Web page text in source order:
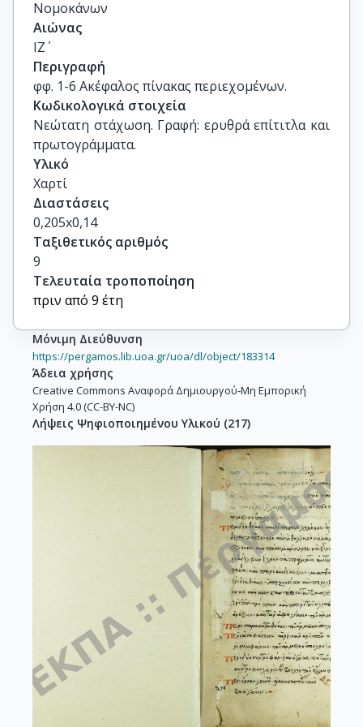
Νομοκάνων
Αιώνας
ΙΖ΄
Περιγραφή
φφ. 1-6 Ακέφαλος πίνακας περιεχομένων.
Κωδικολογικά στοιχεία
Νεώτατη στάχωση. Γραφή: ερυθρά επίτιτλα και
πρωτογράμματα.
Υλικό
Χαρτί
Διαστάσεις
0,205x0,14
Ταξιθετικός αριθμός
9
Τελευταία τροποποίηση
πριν από 9 έτη
Μόνιμη Διεύθυνση
https://pergamos.lib.uoa.gr/uoa/dl/object/183314
Άδεια χρήσης
Creative Commons Αναφορά Δημιουργού-Μη Εμπορική
Χρήση 4.0 (CC-BY-NC)
Λήψεις Ψηφιοποιημένου Υλικού (217)